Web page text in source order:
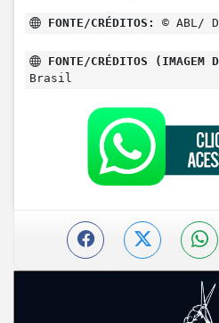
FONTE/CRÉDITOS: © ABL/
FONTE/CRÉDITOS (IMAGEM
Brasil